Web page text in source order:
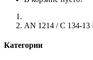
AN 1214 / C 134-13
Категории